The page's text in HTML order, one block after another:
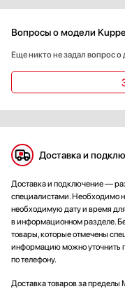
Вопросы о модели
Еще никто не задал вопрос
Доставка и
Доставка и подключение —
специалистами. Необходимо
необходимую дату и время
в информационном разделе.
товары, которые отмечены
информацию можно уточнить
по телефону.
Доставка товаров за